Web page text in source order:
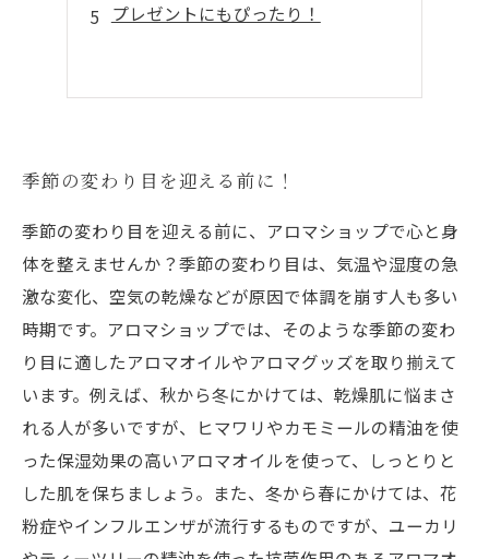
プレゼントにもぴったり！
季節の変わり目を迎える前に！
季節の変わり目を迎える前に、アロマショップで心と身
体を整えませんか？季節の変わり目は、気温や湿度の急
激な変化、空気の乾燥などが原因で体調を崩す人も多い
時期です。アロマショップでは、そのような季節の変わ
り目に適したアロマオイルやアロマグッズを取り揃えて
います。例えば、秋から冬にかけては、乾燥肌に悩まさ
れる人が多いですが、ヒマワリやカモミールの精油を使
った保湿効果の高いアロマオイルを使って、しっとりと
した肌を保ちましょう。また、冬から春にかけては、花
粉症やインフルエンザが流行するものですが、ユーカリ